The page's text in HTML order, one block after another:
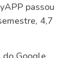
passou
4,7